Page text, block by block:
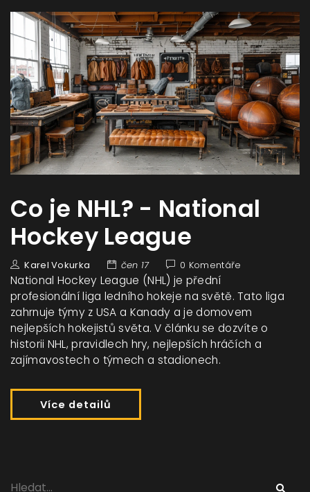
Co je NHL? - National
Hockey League
Karel Vokurka čen 17 0 Komentáře
National Hockey League (NHL) je přední
profesionální liga ledního hokeje na světě. Tato liga
zahrnuje týmy z USA a Kanady a je domovem
nejlepších hokejistů světa. V článku se dozvíte o
historii NHL, pravidlech hry, nejlepších hráčích a
zajímavostech o týmech a stadionech.
Více detailů